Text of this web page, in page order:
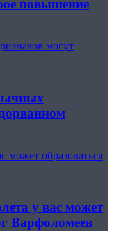
повышение
могут
может образоваться
у вас может
Варфоломеев